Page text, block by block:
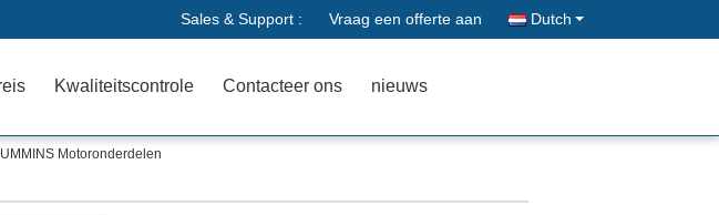
Sales & Support : Vraag een offerte aan Dutch
Kwaliteitscontrole Contacteer ons nieuws
Motoronderdelen